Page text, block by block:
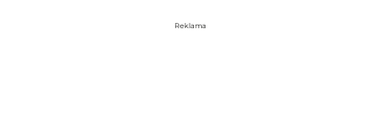
Reklama